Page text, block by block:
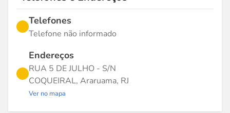
Telefones
Telefone não informado
Endereços
RUA 5 DE JULHO - S/N
COQUEIRAL, Araruama, RJ
Ver no mapa